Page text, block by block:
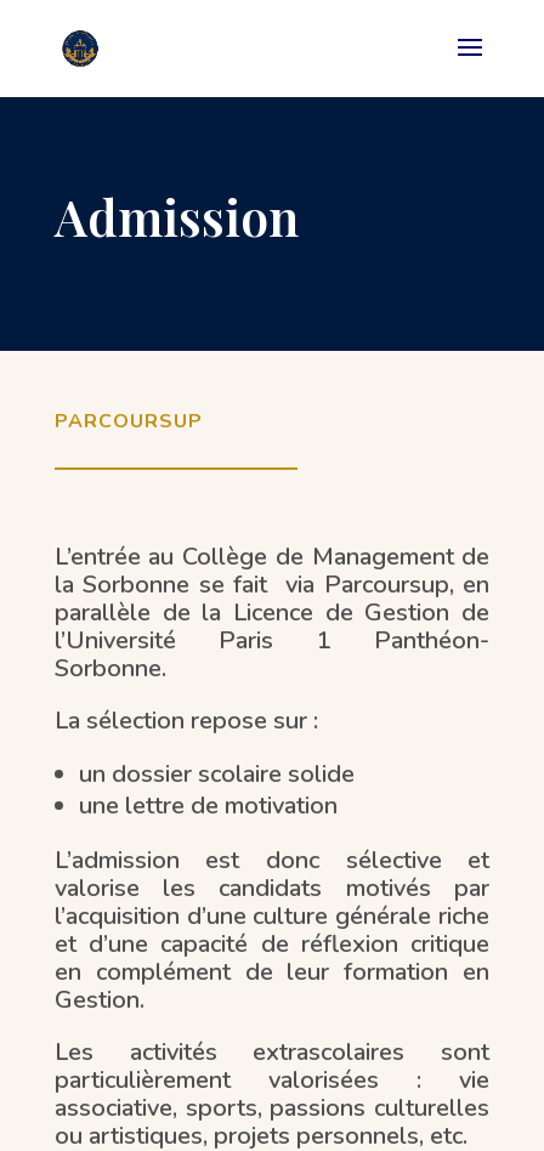
Admission
PARCOURSUP
L’entrée au Collège de Management de
la Sorbonne se fait via Parcoursup, en
parallèle de la Licence de Gestion de
l’Université Paris 1 Panthéon-
Sorbonne.
La sélection repose sur :
un dossier scolaire solide
une lettre de motivation
L’admission est donc sélective et
valorise les candidats motivés par
l’acquisition d’une culture générale riche
et d’une capacité de réflexion critique
en complément de leur formation en
Gestion.
Les activités extrascolaires sont
particulièrement valorisées : vie
associative, sports, passions culturelles
ou artistiques, projets personnels, etc.